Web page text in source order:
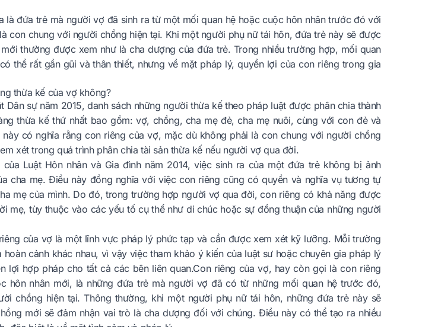
là đứa trẻ mà người vợ đã sinh ra từ một mối quan hệ hoặc cuộc hôn nhân trước đó với
con chung với người chồng hiện tại. Khi một người phụ nữ tái hôn, đứa trẻ này sẽ được
thường được xem như là cha dượng của đứa trẻ. Trong nhiều trường hợp, mối quan
thể rất gần gũi và thân thiết, nhưng về mặt pháp lý, quyền lợi của con riêng trong gia
thừa kế của vợ không?
Dân sự năm 2015, danh sách những người thừa kế theo pháp luật được phân chia thành
thừa kế thứ nhất bao gồm: vợ, chồng, cha mẹ đẻ, cha mẹ nuôi, cùng với con đẻ và
có nghĩa rằng con riêng của vợ, mặc dù không phải là con chung với người chồng
xét trong quá trình phân chia tài sản thừa kế nếu người vợ qua đời.
Luật Hôn nhân và Gia đình năm 2014, việc sinh ra của một đứa trẻ không bị ảnh
cha mẹ. Điều này đồng nghĩa với việc con riêng cũng có quyền và nghĩa vụ tương tự
mẹ của mình. Do đó, trong trường hợp người vợ qua đời, con riêng có khả năng được
mẹ, tùy thuộc vào các yếu tố cụ thể như di chúc hoặc sự đồng thuận của những người
của vợ là một lĩnh vực pháp lý phức tạp và cần được xem xét kỹ lưỡng. Mỗi trường
cảnh khác nhau, vì vậy việc tham khảo ý kiến của luật sư hoặc chuyên gia pháp lý
lợi hợp pháp cho tất cả các bên liên quan.Con riêng của vợ, hay còn gọi là con riêng
hôn nhân mới, là những đứa trẻ mà người vợ đã có từ những mối quan hệ trước đó,
chồng hiện tại. Thông thường, khi một người phụ nữ tái hôn, những đứa trẻ này sẽ
mới sẽ đảm nhận vai trò là cha dượng đối với chúng. Điều này có thể tạo ra nhiều